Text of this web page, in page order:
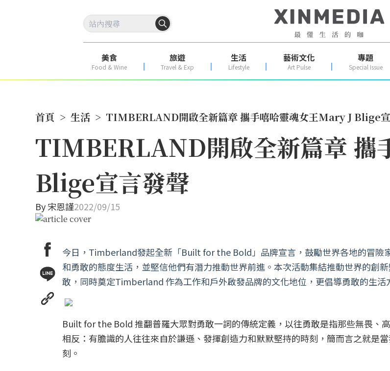
美食
Food & Wine
旅遊
Travel & Exp
生活
Lifestyle
藝術文化
Art Pulse
專題
Special Issue
首頁 > 生活 > TIMBERLAND開啟全新篇章 攜手嘻哈靈魂女王Mary J Blige
TIMBERLAND開啟全新篇章 攜
Blige宣言發聲
By宋恩謹2022/09/15
今日，Timberland發起全新「Built for the Bold」品牌宣言，鼓勵世界各地的冒險
和勇敢的態度生活，並堅信他們有潛力推動世界前進。本次活動集結推動世界的創
敢，同時奠定Timberland 作為工作和戶外啟發品牌的文化地位，更倡導勇敢的生活
Built for the Bold 推翻普羅大眾對勇敢一詞的傳統定義，以往勇敢是指那些無畏、
相反：有膽識的人往往來自於謙遜、發揮創造力和默默堅持的時刻，簡而言之就是
刻。